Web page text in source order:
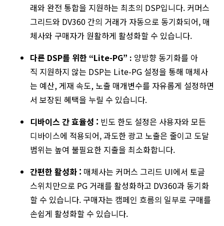
래와 완전 통합을 지원하는 최초의 DSP입니다. 커머스
그리드와 DV360 간의 거래가 자동으로 동기화되어, 매
체사와 구매자가 원활하게 활성화할 수 있습니다.
다른 DSP를 위한 “Lite-PG” : 양방향 동기화를 아
직 지원하지 않는 DSP는 Lite-PG 설정을 통해 매체사
는 예산,게재 속도, 노출 매개변수를 자유롭게 설정하면
서 보장된 혜택을 누릴 수 있습니다.
디바이스 간 효율성 : 빈도 한도 설정은 사용자와 모든
디바이스에 적용되어, 과도한 광고 노출은 줄이고 도달
범위는 높여 불필요한 지출을 최소화합니다.
간편한 활성화 : 매체사는 커머스 그리드 UI에서 토글
스위치만으로 PG 거래를 활성화하고 DV360과 동기화
할 수 있습니다. 구매자는 캠페인 흐름의 일부로 구매를
손쉽게 활성화할 수 있습니다.